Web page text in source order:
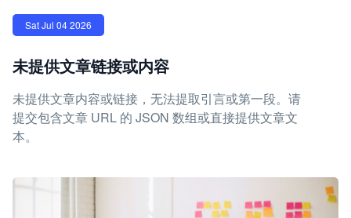
Sat Jul 04 2026
未提供文章链接或内容
未提供文章内容或链接，无法提取引言或第一段。请
提交包含文章 URL 的 JSON 数组或直接提供文章文
本。